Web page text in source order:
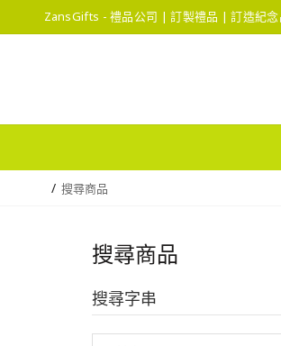
ZansGifts - 禮品公司 | 訂製禮品 | 訂造紀
搜尋商品
搜尋商品
搜尋字串